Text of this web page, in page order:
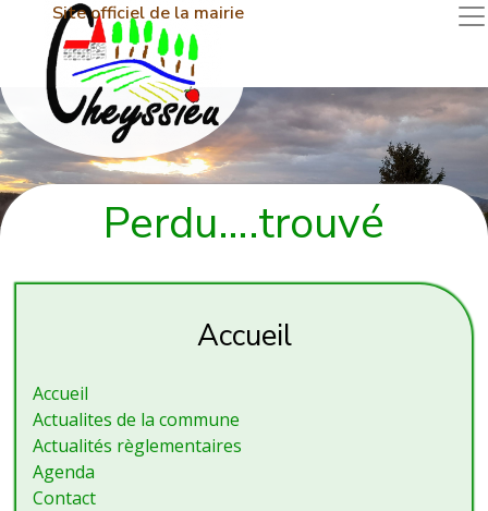
Site officiel de la mairie
Perdu….trouvé
Accueil
Accueil
Actualites de la commune
Actualités règlementaires
Agenda
Contact